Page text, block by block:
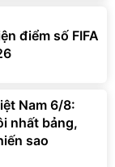
điểm số FIFA
Nam 6/8:
nhất bảng,
sao